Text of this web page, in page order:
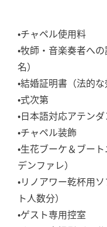
•チャペル使用料
•牧師・音楽奏者へ
名）
•結婚証明書（法的
•式次第
•日本語対応アテン
•チャペル装飾
•生花ブーケ＆ブー
デンファレ）
•リノアワー乾杯用
ト人数分）
•ゲスト専用控室